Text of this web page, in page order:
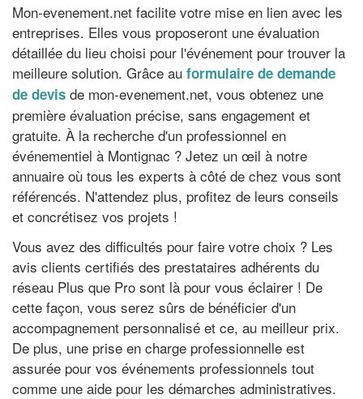
Mon-evenement.net facilite votre mise en lien avec les
entreprises. Elles vous proposeront une évaluation
détaillée du lieu choisi pour l'événement pour trouver la
meilleure solution. Grâce au formulaire de demande
de devis de mon-evenement.net, vous obtenez une
première évaluation précise, sans engagement et
gratuite. À la recherche d'un professionnel en
événementiel à Montignac ? Jetez un œil à notre
annuaire où tous les experts à côté de chez vous sont
référencés. N'attendez plus, profitez de leurs conseils
et concrétisez vos projets !
Vous avez des difficultés pour faire votre choix ? Les
avis clients certifiés des prestataires adhérents du
réseau Plus que Pro sont là pour vous éclairer ! De
cette façon, vous serez sûrs de bénéficier d'un
accompagnement personnalisé et ce, au meilleur prix.
De plus, une prise en charge professionnelle est
assurée pour vos événements professionnels tout
comme une aide pour les démarches administratives.